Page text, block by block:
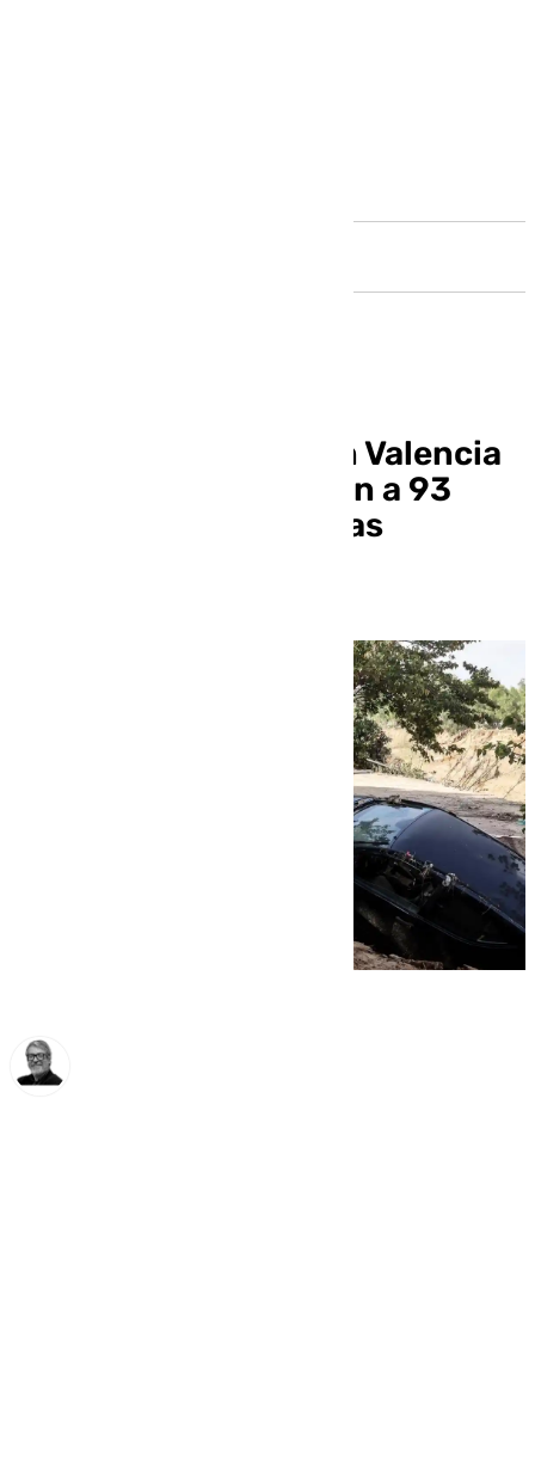
Los desaparecidos en Valencia
por la DANA ascienden a 93
personas y las víctimas